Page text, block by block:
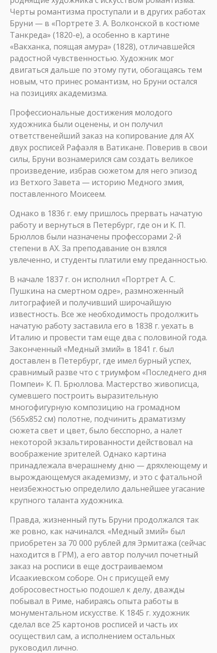
Черты романтизма проступали и в других работах
Бруни — в «Портрете 3. А. Волконской в костюме
Танкреда» (1820-е), а особенно в картине
«Вакханка, поящая амура» (1828), отличавшейся
радостной чувственностью. Художник мог
двигаться дальше по этому пути, обогащаясь тем
новым, что принес романтизм, но Бруни остался
на позициях академизма.
Профессиональные достижения молодого
художника были оценены, и он получил
ответственейший заказ на копирование для АХ
двух росписей Рафаэля в Ватикане. Поверив в свои
силы, Бруни вознамерился сам создать великое
произведение, избрав сюжетом для него эпизод
из Ветхого Завета — историю Медного змия,
поставленного Моисеем.
Однако в 1836 г. ему пришлось прервать начатую
работу и вернуться в Петербург, где он и К. П.
Брюллов были назначены профессорами 2-й
степени в АХ. За преподавание он взялся
увлеченно, и студенты платили ему преданностью.
В начале 1837 г. он исполнил «Портрет А. С.
Пушкина на смертном одре», размноженный
литографией и получивший широчайшую
известность. Все же необходимость продолжить
начатую работу заставила его в 1838 г. уехать в
Италию и провести там еще два с половиной года.
Законченный «Медный змий» в 1841 г. был
доставлен в Петербург, где имел бурный успех,
сравнимый разве что с триумфом «Последнего дня
Помпеи» К. П. Брюллова. Мастерство живописца,
сумевшего построить выразительную
многофигурную композицию на громадном
(565х852 см) полотне, подчинить драматизму
сюжета свет и цвет, было бесспорно, а налет
некоторой экзальтированности действовал на
воображение зрителей. Однако картина
принадлежала вчерашнему дню — дряхлеющему и
вырождающемуся академизму, и это с фатальной
неизбежностью определило дальнейшее угасание
крупного таланта художника.
Правда, жизненный путь Бруни продолжался так
же ровно, как начинался. «Медный змий» был
приобретен за 70 000 рублей для Эрмитажа (сейчас
находится в ГРМ), а его автор получил почетный
заказ на росписи в еще достраиваемом
Исаакиевском соборе. Он с присущей ему
добросовестностью подошел к делу, дважды
побывал в Риме, набираясь опыта работы в
монументальном искусстве. К 1845 г. художник
сделал все 25 картонов росписей и часть их
осуществил сам, а исполнением остальных
руководил лично.